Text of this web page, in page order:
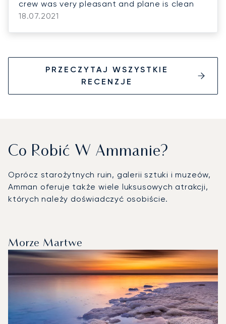
crew was very pleasant and plane is clean
18.07.2021
PRZECZYTAJ WSZYSTKIE
RECENZJE
Co Robić W Ammanie?
Oprócz starożytnych ruin, galerii sztuki i muzeów,
Amman oferuje także wiele luksusowych atrakcji,
których należy doświadczyć osobiście.
Morze Martwe